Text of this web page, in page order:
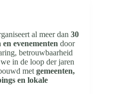
al meer dan 30
evenementen door
betrouwbaarheid
in de loop der jaren
met gemeenten,
en lokale